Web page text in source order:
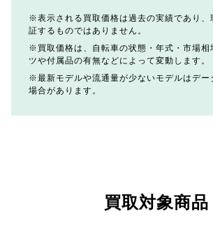
表示される買取価格は過去の実績であり、
証するものではありません。
買取価格は、自転車の状態・年式・市場相
ツや付属品の有無などによって変動します。
最新モデルや流通量が少ないモデルはデー
場合があります。
買取対象商品